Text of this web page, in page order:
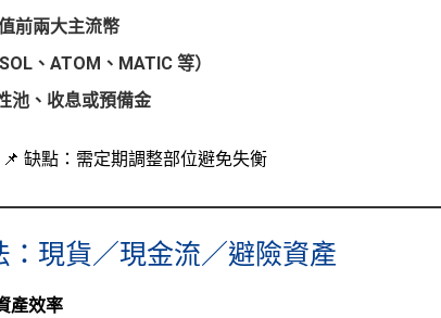
前兩大主流幣
、ATOM、MATIC 等）
池、收息或預備金
缺點：需定期調整部位避免失衡
現貨／現金流／避險資產
產效率